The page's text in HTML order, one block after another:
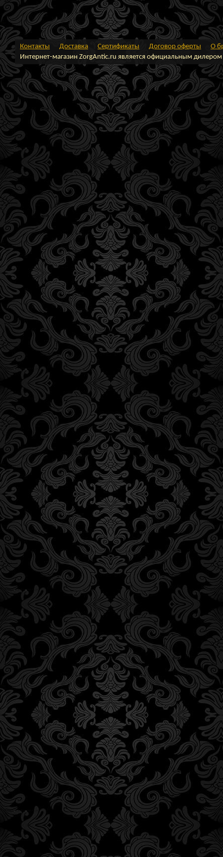
Контакты Доставка Сертификаты Договор оферты
О
Интернет-магазин ZorgAntic.ru является официальным